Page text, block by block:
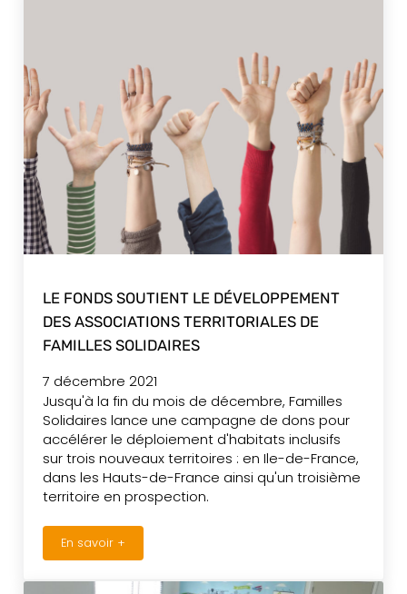
LE FONDS SOUTIENT LE DÉVELOPPEMENT
DES ASSOCIATIONS TERRITORIALES DE
FAMILLES SOLIDAIRES
7 décembre 2021
Jusqu'à la fin du mois de décembre, Familles
Solidaires lance une campagne de dons pour
accélérer le déploiement d'habitats inclusifs
sur trois nouveaux territoires : en Ile-de-France,
dans les Hauts-de-France ainsi qu'un troisième
territoire en prospection.
En savoir +Le fonds soutient le développement des